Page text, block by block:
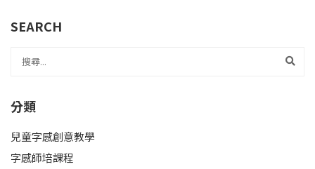
SEARCH
分類
兒童字感創意教學
字感師培課程